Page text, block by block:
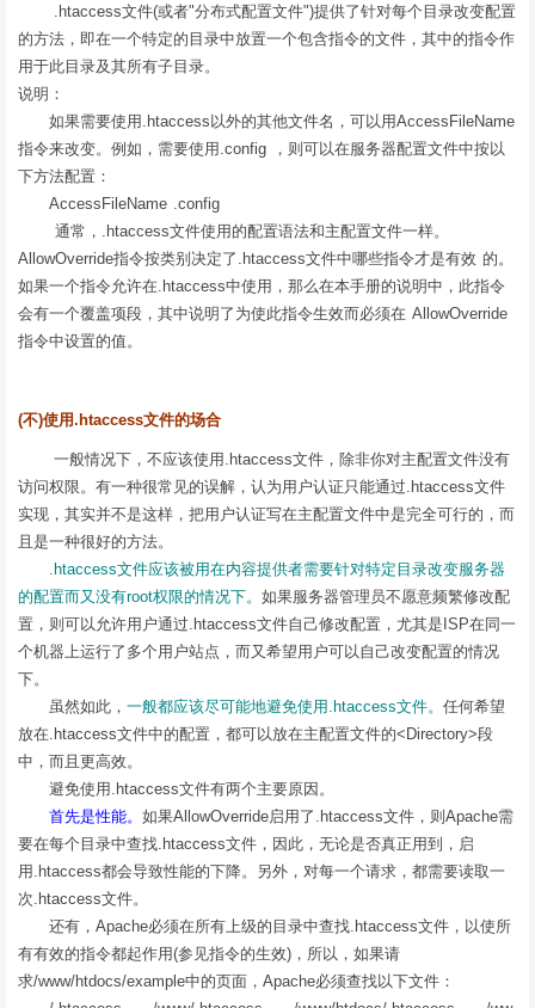
.htaccess文件(或者"分布式配置文件")提供了针对每个目录改变配置
的方法，即在一个特定的目录中放置一个包含指令的文件，其中的指令作
用于此目录及其所有子目录。
说明：
如果需要使用.htaccess以外的其他文件名，可以用AccessFileName
指令来改变。例如，需要使用.config ，则可以在服务器配置文件中按以
下方法配置：
AccessFileName .config
通常，.htaccess文件使用的配置语法和主配置文件一样。
AllowOverride指令按类别决定了.htaccess文件中哪些指令才是有效 的。
如果一个指令允许在.htaccess中使用，那么在本手册的说明中，此指令
会有一个覆盖项段，其中说明了为使此指令生效而必须在 AllowOverride
指令中设置的值。
(不)使用.htaccess文件的场合
一般情况下，不应该使用.htaccess文件，除非你对主配置文件没有
访问权限。有一种很常见的误解，认为用户认证只能通过.htaccess文件
实现，其实并不是这样，把用户认证写在主配置文件中是完全可行的，而
且是一种很好的方法。
.htaccess文件应该被用在内容提供者需要针对特定目录改变服务器
的配置而又没有root权限的情况下。 如果服务器管理员不愿意频繁修改配
置，则可以允许用户通过.htaccess文件自己修改配置，尤其是ISP在同一
个机器上运行了多个用户站点，而又希望用户可以自己改变配置的情况
下。
虽然如此， 一般都应该尽可能地避免使用.htaccess文件。 任何希望
放在.htaccess文件中的配置，都可以放在主配置文件的<Directory>段
中，而且更高效。
避免使用.htaccess文件有两个主要原因。
首先是性能。 如果AllowOverride启用了.htaccess文件，则Apache需
要在每个目录中查找.htaccess文件，因此，无论是否真正用到，启
用.htaccess都会导致性能的下降。另外，对每一个请求，都需要读取一
次.htaccess文件。
还有，Apache必须在所有上级的目录中查找.htaccess文件，以使所
有有效的指令都起作用(参见指令的生效)，所以，如果请
求/www/htdocs/example中的页面，Apache必须查找以下文件：